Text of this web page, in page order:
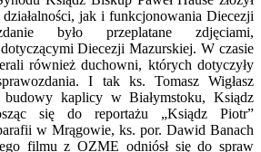
jak i funkcjonowania Diecezji
było przeplatane zdjęciami,
Diecezji Mazurskiej. W czasie
również duchowni, których dotyczyły
I tak ks. Tomasz Wigłasz
budowy kaplicy w Białymstoku, Ksiądz
się do reportażu „Ksiądz Piotr”
w Mrągowie, ks. por. Dawid Banach
filmu z OZME odniósł się do spraw